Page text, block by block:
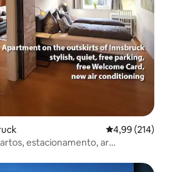
4,99 de uma
4,99 (214)
estacionamento, ar